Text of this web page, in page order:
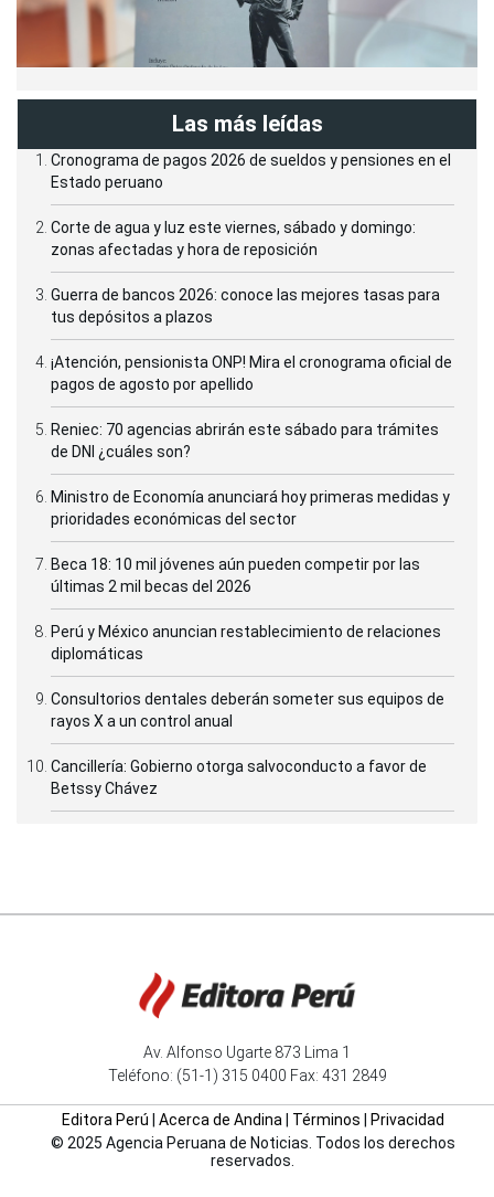
Las más leídas
Cronograma de pagos 2026 de sueldos y pensiones en el
Estado peruano
Corte de agua y luz este viernes, sábado y domingo:
zonas afectadas y hora de reposición
Guerra de bancos 2026: conoce las mejores tasas para
tus depósitos a plazos
¡Atención, pensionista ONP! Mira el cronograma oficial de
pagos de agosto por apellido
Reniec: 70 agencias abrirán este sábado para trámites
de DNI ¿cuáles son?
Ministro de Economía anunciará hoy primeras medidas y
prioridades económicas del sector
Beca 18: 10 mil jóvenes aún pueden competir por las
últimas 2 mil becas del 2026
Perú y México anuncian restablecimiento de relaciones
diplomáticas
Consultorios dentales deberán someter sus equipos de
rayos X a un control anual
Cancillería: Gobierno otorga salvoconducto a favor de
Betssy Chávez
Av. Alfonso Ugarte 873 Lima 1
Teléfono: (51-1) 315 0400 Fax: 431 2849
Editora Perú Acerca de Andina Términos
Privacidad
© 2025 Agencia Peruana de Noticias. Todos los derechos
reservados.